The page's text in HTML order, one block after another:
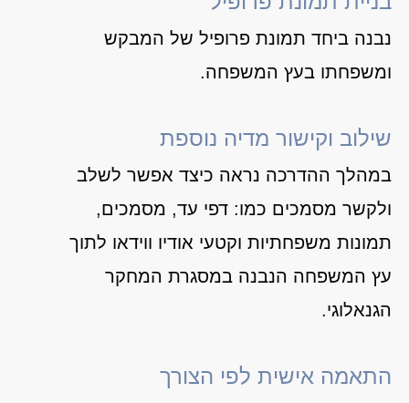
נבנה ביחד תמונת פרופיל של המבקש
ומשפחתו בעץ המשפחה.
שילוב וקישור מדיה נוספת
במהלך ההדרכה נראה כיצד אפשר לשלב
ולקשר מסמכים כמו: דפי עד, מסמכים,
תמונות משפחתיות וקטעי אודיו ווידאו לתוך
עץ המשפחה הנבנה במסגרת המחקר
הגנאלוגי.
התאמה אישית לפי הצורך